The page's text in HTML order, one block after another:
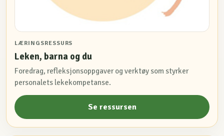
LÆRINGSRESSURS
Leken, barna og du
Foredrag, refleksjonsoppgaver og verktøy som styrker
personalets lekekompetanse.
Se ressursen